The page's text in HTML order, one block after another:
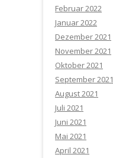
Februar 2022
Januar 2022
Dezember 2021
November 2021
Oktober 2021
September 2021
August 2021
Juli 2021
Juni 2021
Mai 2021
April 2021